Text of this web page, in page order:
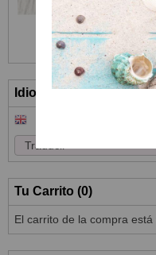
Idioma
Tu Carrito (0)
El carrito de la compra está